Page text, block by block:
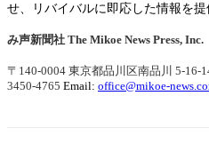
せ、リバイバルに即応した情報を提
み声新聞社 The Mikoe News Press, Inc.
〒140-0004 東京都品川区南品川 5-16-
3450-4765 Email: office@mikoe-